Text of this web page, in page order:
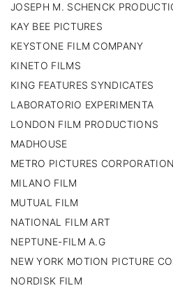
JOSEPH M. SCHENCK
KAY BEE PICTURES
KEYSTONE FILM COMPANY
KINETO FILMS
KING FEATURES SYNDICATES
LABORATORIO EXPERIMENTA
LONDON FILM PRODUCTIONS
MADHOUSE
METRO PICTURES CORPORATION
MILANO FILM
MUTUAL FILM
NATIONAL FILM ART
NEPTUNE-FILM A.G
NEW YORK MOTION PICTURE
NORDISK FILM